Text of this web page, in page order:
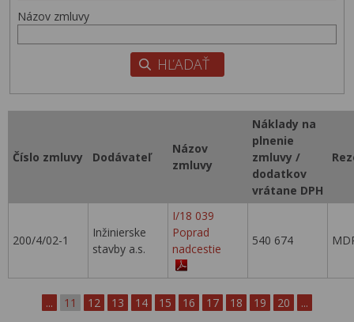
Názov zmluvy
Číslo zmluvy Dodávateľ
Názov
zmluvy
Náklady na
plnenie
zmluvy /
dodatkov
vrátane DPH
200/4/02-1
Inžinierske
stavby a.s.
I/18 039
Poprad
nadcestie
540 674
... 11 12 13 14 15 16 17 18 19 20 ...